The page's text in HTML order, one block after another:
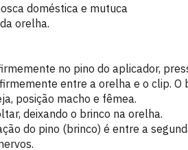
doméstica e mutuca
orelha.
no pino do aplicador,
entre a orelha e o clip.
posição macho e fêmea.
deixando o brinco na orelha.
do pino (brinco) é entre a